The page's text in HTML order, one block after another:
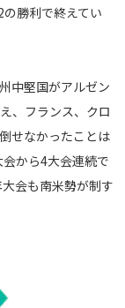
勝利で終えてい
中堅国がアルゼン
、フランス、クロ
せなかったことは
から4大会連続で
会も南米勢が制す